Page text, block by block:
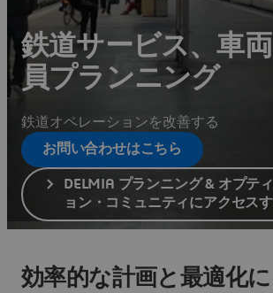
鉄道サービス、車
員プランニング
鉄道オペレーションを改善する
お問い合わせはこちら
DELMIA プランニング & オプテ
ョン・コミュニティにアクセス
効率的な計画と最適化